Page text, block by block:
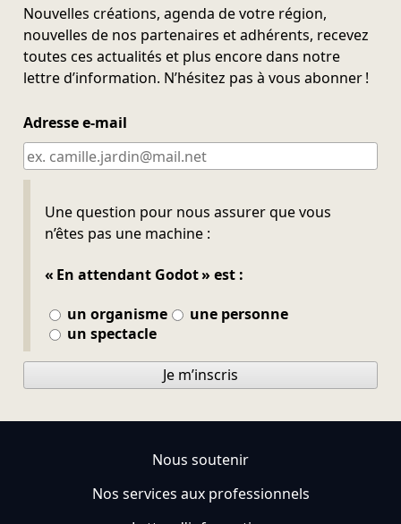
Nouvelles créations, agenda de votre région,
nouvelles de nos partenaires et adhérents, recevez
toutes ces actualités et plus encore dans notre
lettre d’information. N’hésitez pas à vous abonner !
Adresse e-mail
Une question pour nous assurer que vous
n’êtes pas une machine :
« En attendant Godot » est :
un organisme
une personne
un spectacle
Ne pas remplir
Je m’inscris
Nous soutenir
Nos services aux professionnels